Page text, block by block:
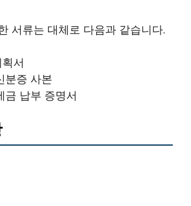
서류는 대체로 다음과 같습니다.
서
분증 사본
금 납부 증명서